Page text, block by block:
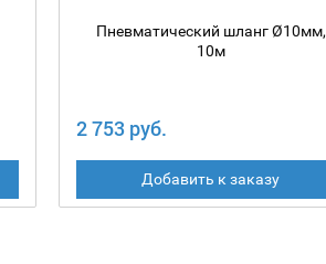
Пневматический шланг Ø10мм,
10м
2 753 руб.
Добавить к заказу